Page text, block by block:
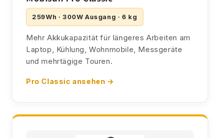
259Wh · 300W Ausgang · 6 kg
Mehr Akkukapazität für längeres Arbeiten am
Laptop, Kühlung, Wohnmobile, Messgeräte
und mehrtägige Touren.
Pro Classic ansehen →